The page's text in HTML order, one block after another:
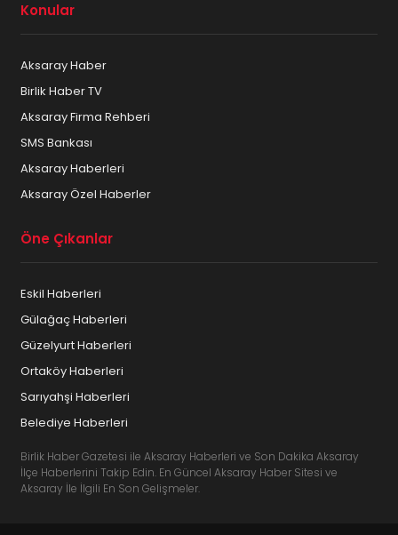
Konular
Aksaray Haber
Birlik Haber TV
Aksaray Firma Rehberi
SMS Bankası
Aksaray Haberleri
Aksaray Özel Haberler
Öne Çıkanlar
Eskil Haberleri
Gülağaç Haberleri
Güzelyurt Haberleri
Ortaköy Haberleri
Sarıyahşi Haberleri
Belediye Haberleri
Birlik Haber Gazetesi ile Aksaray Haberleri ve Son Dakika Aksaray
İlçe Haberlerini Takip Edin. En Güncel Aksaray Haber Sitesi ve
Aksaray İle İlgili En Son Gelişmeler.